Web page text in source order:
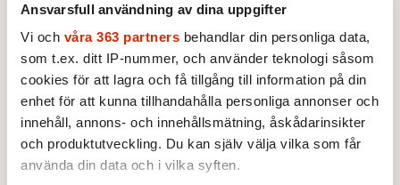
Ansvarsfull användning av dina uppgifter
Vi och våra 363 partners behandlar din personliga data,
som t.ex. ditt IP-nummer, och använder teknologi såsom
cookies för att lagra och få tillgång till information på din
enhet för att kunna tillhandahålla personliga annonser och
innehåll, annons- och innehållsmätning, åskådarinsikter
och produktutveckling. Du kan själv välja vilka som får
använda din data och i vilka syften.
alla om att vara arbetarklass
INRIKES
5. Vattenbristen är här – men var femte liter läcker
Av: Susanne Gäre
KRÖNIKA
6. Sakine Madon:
Efter islamistdådet oroar sig
vänstern för Agnes Wold